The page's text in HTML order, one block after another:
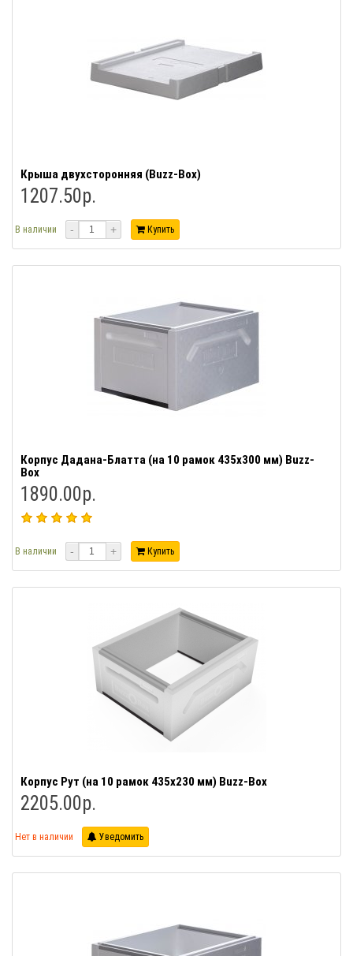
Крыша двухсторонняя (Buzz-Box)
1207.50р.
В наличии - + Купить
Корпус Дадана-Блатта (на 10 рамок 435х300 мм) Buzz-
Box
1890.00р.
В наличии - + Купить
Корпус Рут (на 10 рамок 435х230 мм) Buzz-Box
2205.00р.
Нет в наличии Уведомить